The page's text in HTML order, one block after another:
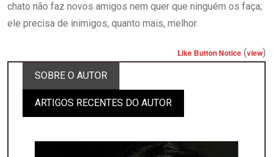
chato não faz novos amigos nem quer que ninguém os faça;
ele precisa de inimigos, quanto mais, melhor.
Like Button Notice (view)
SOBRE O AUTOR
ARTIGOS RECENTES DO AUTOR